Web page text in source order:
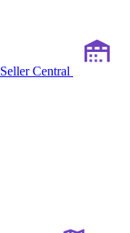
Seller Central